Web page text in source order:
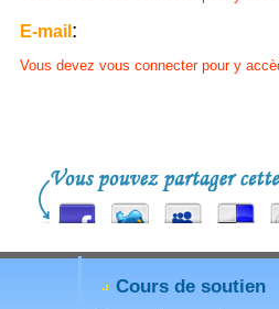
E-mail:
Vous devez vous connecter pour y
Cours de soutien